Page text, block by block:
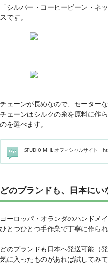
「シルバー・コーヒービーン・ネ
スです。
チェーンが長めなので、セーター
チェーンはシルクの糸を原料に作
のを選べます。
STUDIO MHL オフィシャルサイト
どのブランドも、日本にい
ヨーロッパ・オランダのハンドメ
ひとつひとつ手作業で丁寧に作ら
どのブランドも日本へ発送可能（
気に入ったものがあれば試してみ